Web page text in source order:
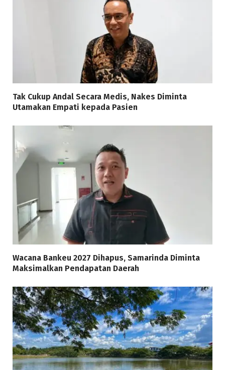
Tak Cukup Andal Secara Medis, Nakes Diminta
Utamakan Empati kepada Pasien
Wacana Bankeu 2027 Dihapus, Samarinda Diminta
Maksimalkan Pendapatan Daerah